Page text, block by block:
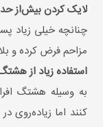
لایک کردن بیش‌از حد
چنانچه خیلی زیاد
مزاحم فرض کرده و
استفاده زیاد از
به وسیله هشتگ
کنند اما زیاده‌روی